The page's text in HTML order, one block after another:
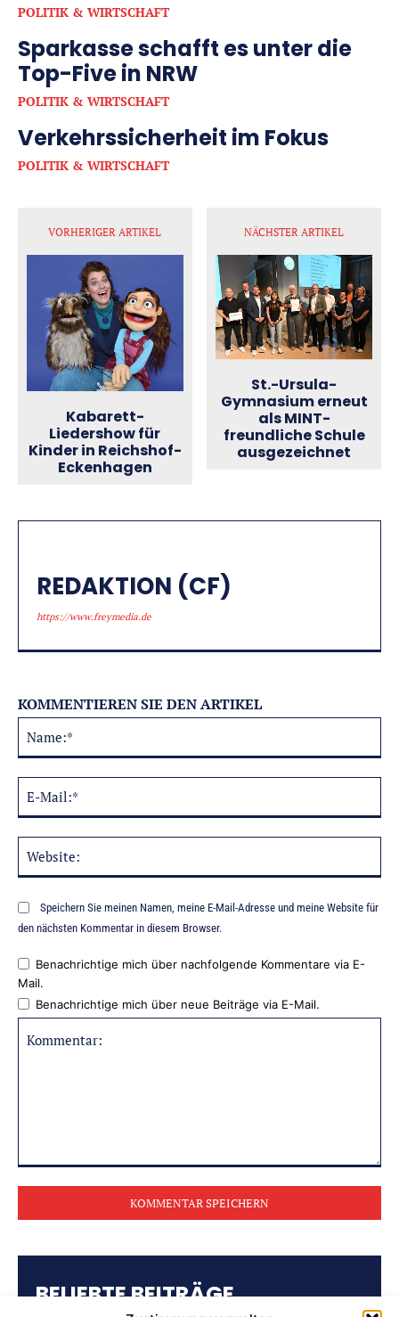
POLITIK & WIRTSCHAFT
Sparkasse schafft es unter die
Top-Five in NRW
POLITIK & WIRTSCHAFT
Verkehrssicherheit im Fokus
POLITIK & WIRTSCHAFT
VORHERIGER ARTIKEL
Kabarett-
Liedershow für
Kinder in Reichshof-
Eckenhagen
NÄCHSTER ARTIKEL
St.-Ursula-
Gymnasium erneut
als MINT-
freundliche Schule
ausgezeichnet
REDAKTION (CF)
https://www.freymedia.de
KOMMENTIEREN SIE DEN ARTIKEL
Speichern Sie meinen Namen, meine E-Mail-Adresse und meine Website für
den nächsten Kommentar in diesem Browser.
Benachrichtige mich über nachfolgende Kommentare via E-
Mail.
Benachrichtige mich über neue Beiträge via E-Mail.
BELIEBTE BEITRÄGE